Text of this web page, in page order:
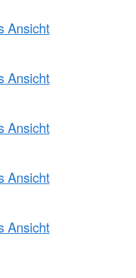
Ansicht
Ansicht
Ansicht
Ansicht
Ansicht